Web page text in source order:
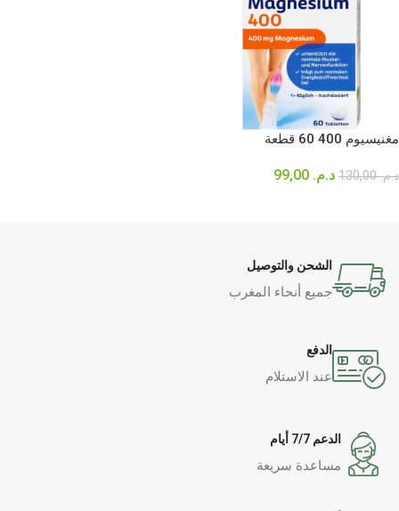
مغنيسيوم 400 60 قطعة
د.م.130,00 د.م.
الشحن والتوصيل
جميع أنحاء المغرب
الدفع
عند الاستلام
الدعم 7/7 أيام
مساعدة سريعة